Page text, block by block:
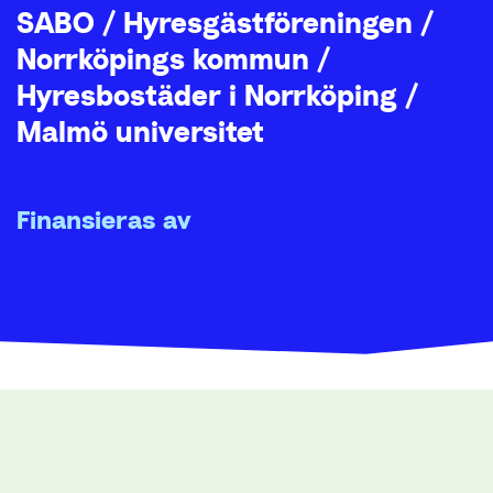
SABO / Hyresgästföreningen /
Norrköpings kommun /
Hyresbostäder i Norrköping /
Malmö universitet
Finansieras av